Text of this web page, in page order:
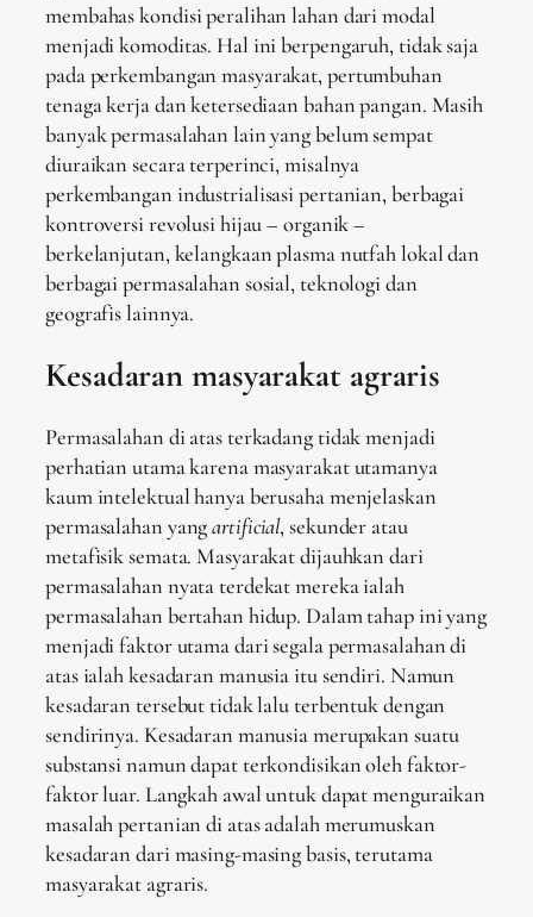
membahas kondisi peralihan lahan dari modal
menjadi komoditas. Hal ini berpengaruh, tidak saja
pada perkembangan masyarakat, pertumbuhan
tenaga kerja dan ketersediaan bahan pangan. Masih
banyak permasalahan lain yang belum sempat
diuraikan secara terperinci, misalnya
perkembangan industrialisasi pertanian, berbagai
kontroversi revolusi hijau – organik –
berkelanjutan, kelangkaan plasma nutfah lokal dan
berbagai permasalahan sosial, teknologi dan
geografis lainnya.
Kesadaran masyarakat agraris
Permasalahan di atas terkadang tidak menjadi
perhatian utama karena masyarakat utamanya
kaum intelektual hanya berusaha menjelaskan
permasalahan yangartificial, sekunder atau
metafisik semata. Masyarakat dijauhkan dari
permasalahan nyata terdekat mereka ialah
permasalahan bertahan hidup. Dalam tahap ini yang
menjadi faktor utama dari segala permasalahan di
atas ialah kesadaran manusia itu sendiri. Namun
kesadaran tersebut tidak lalu terbentuk dengan
sendirinya. Kesadaran manusia merupakan suatu
substansi namun dapat terkondisikan oleh faktor-
faktor luar. Langkah awal untuk dapat menguraikan
masalah pertanian di atas adalah merumuskan
kesadaran dari masing-masing basis, terutama
masyarakat agraris.